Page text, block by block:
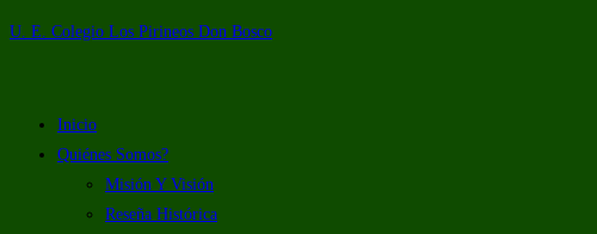
U. E. Colegio Los Pirineos Don Bosco
Inicio
Quiénes Somos?
Misión Y Visión
Reseña Histórica